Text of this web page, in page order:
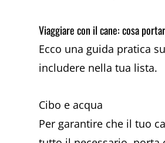
Viaggiare con il cane: cosa
Ecco una guida pratica
includere nella tua lista.
Cibo e acqua
Per garantire che il tuo